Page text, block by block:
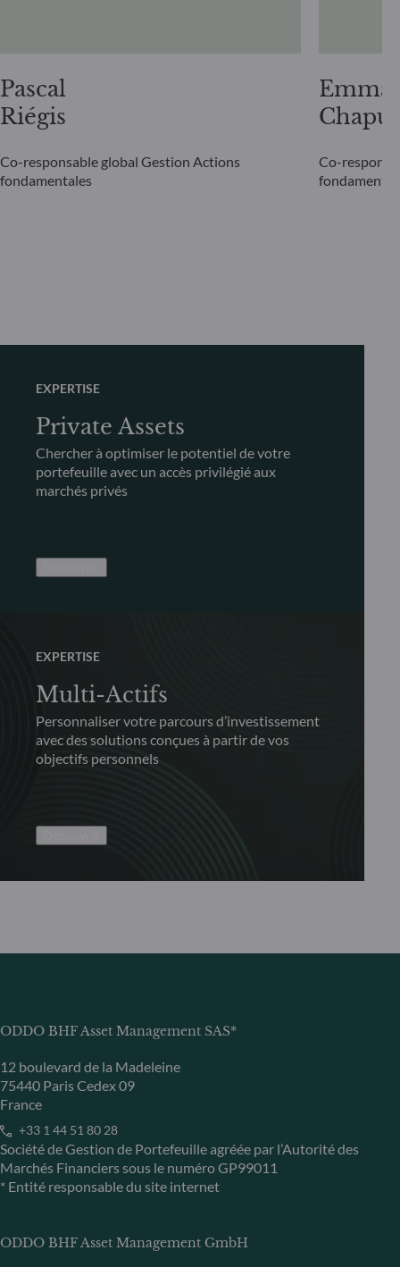
Pascal
Riégis
Co-responsable global Gestion Actions
fondamentales
Co-
EXPERTISE
Private Assets
Chercher à optimiser le potentiel de votre
portefeuille avec un accès privilégié aux
marchés privés
EXPERTISE
Multi-Actifs
Personnaliser votre parcours d’investissement
avec des solutions conçues à partir de vos
objectifs personnels
ODDO BHF Asset Management SAS*
12 boulevard de la Madeleine
75440 Paris Cedex 09
France
+33 1 44 51 80 28
Société de Gestion de Portefeuille agréée par l’Autorité des
Marchés Financiers sous le numéro GP99011
* Entité responsable du site internet
ODDO BHF Asset Management GmbH